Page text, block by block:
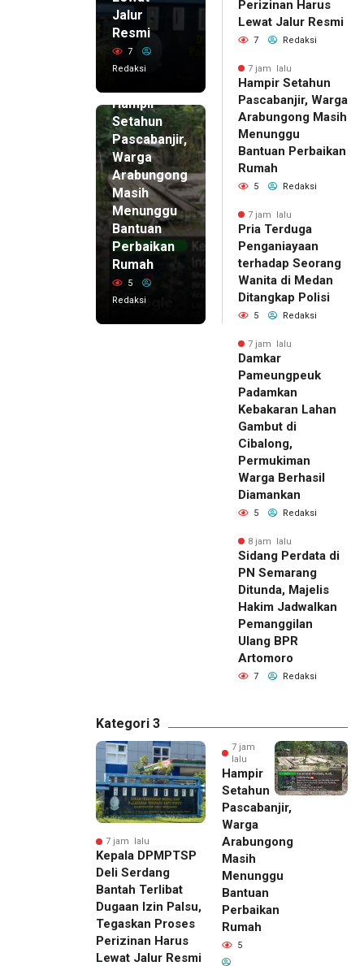
Jalur
Resmi
7
Redaksi
Hampir
Setahun
Pascabanjir,
Warga
Arabungong
Masih
Menunggu
Bantuan
Perbaikan
Rumah
5
Redaksi
Perizinan Harus
Lewat Jalur Resmi
7 Redaksi
7 jam lalu
Hampir Setahun
Pascabanjir, Warga
Arabungong Masih
Menunggu
Bantuan Perbaikan
Rumah
5 Redaksi
7 jam lalu
Pria Terduga
Penganiayaan
terhadap Seorang
Wanita di Medan
Ditangkap Polisi
5 Redaksi
7 jam lalu
Damkar
Pameungpeuk
Padamkan
Kebakaran Lahan
Gambut di
Cibalong,
Permukiman
Warga Berhasil
Diamankan
5 Redaksi
8 jam lalu
Sidang Perdata di
PN Semarang
Ditunda, Majelis
Hakim Jadwalkan
Pemanggilan
Ulang BPR
Artomoro
7 Redaksi
Kategori 3
7 jam lalu
Kepala DPMPTSP
Deli Serdang
Bantah Terlibat
Dugaan Izin Palsu,
Tegaskan Proses
Perizinan Harus
Lewat Jalur Resmi
7 jam
lalu
Hampir
Setahun
Pascabanjir,
Warga
Arabungong
Masih
Menunggu
Bantuan
Perbaikan
Rumah
5